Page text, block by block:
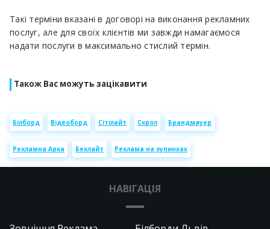
Такі терміни вказані в договорі на виконання рекламних
послуг, але для своїх клієнтів ми завжди намагаємося
надати послуги в максимально стислий термін.
Також Вас можуть зацікавити
Білборд Відеоборд Сітілайт Скрол Брандмауер
Рекламна Арка Беклайт Реклама на зупинках
НАВІГАЦІЯ